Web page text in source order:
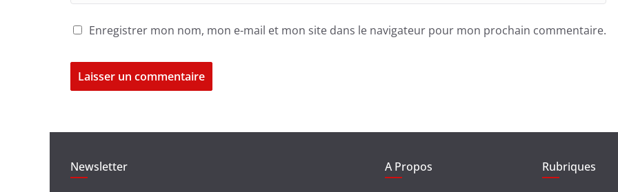
Enregistrer mon nom, mon e-mail et mon site dans le navigateur pour mon prochain commentaire.
Newsletter A Propos Rubriques